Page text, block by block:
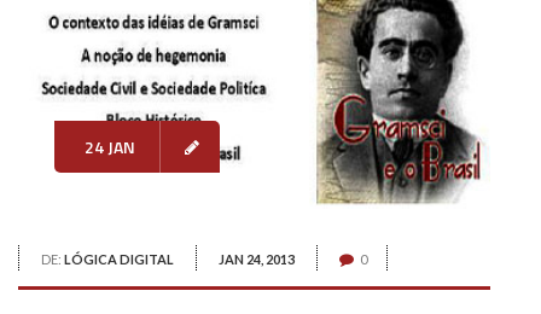
24 JAN
DE: LÓGICA DIGITAL JAN 24, 2013 0